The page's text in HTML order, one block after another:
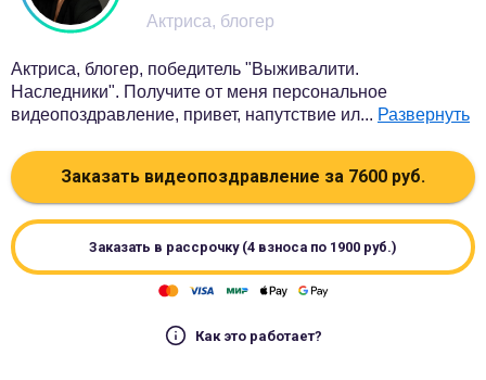
Актриса, блогер
Актриса, блогер, победитель "Выживалити.
Наследники". Получите от меня персональное
видеопоздравление, привет, напутствие ил... Развернуть
Заказать видеопоздравление за 7600 руб.
Заказать в рассрочку (4 взноса по 1900 руб.)
Как это работает?